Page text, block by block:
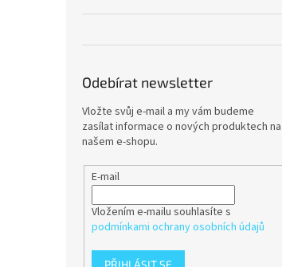
Odebírat newsletter
Vložte svůj e-mail a my vám budeme
zasílat informace o nových produktech na
našem e-shopu.
E-mail
Vložením e-mailu souhlasíte s
podmínkami ochrany osobních údajů